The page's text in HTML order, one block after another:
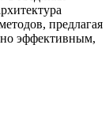
предлагая
эффективным,